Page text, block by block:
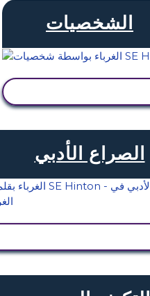
الشخصيات
الصراع الأدبي